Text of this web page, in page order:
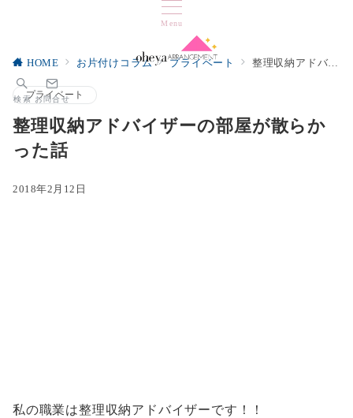
Menu
検索 お問合せ
HOME お片付けコラム プライベート 整理収納アドバイザーの部屋が散らかった話
プライベート
整理収納アドバイザーの部屋が散らか
った話
2018年2月12日
私の職業は整理収納アドバイザーです！！